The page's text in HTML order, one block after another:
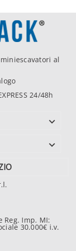
al
24/48h


Reg. Imp. MI:
30.000€ i.v.